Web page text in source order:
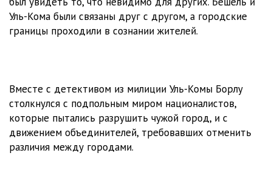
02_18 29:56
02_19
02_21 21:54
02_22 12:43
03_23 21:35
Уль-Кома были связаны друг с другом, а городские
границы проходили в сознании жителей.
Вместе с детективом из милиции Уль-Комы Борлу
столкнулся с подпольным миром националистов,
которые пытались разрушить чужой город, и с
движением объединителей, требовавших отменить
различия между городами.